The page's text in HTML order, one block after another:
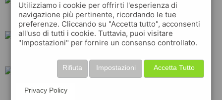
erg api eni
esso
Utilizziamo i cookie per offrirti l'esperienza di
navigazione più pertinente, ricordando le tue
preferenze. Cliccando su "Accetta tutto", acconsenti
all'uso di tutti i cookie. Tuttavia, puoi visitare
"Impostazioni" per fornire un consenso controllato.
Accetta Tutto
Impostazioni
Rifiuta
Privacy Policy